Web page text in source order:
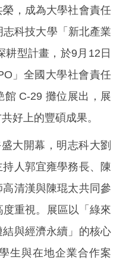
，成為大學社會責任
志科技大學「新北產業
耕型計畫，於9月12日
」全國大學社會責任
館 C-29 攤位展出，展
好上的豐碩成果。
開幕，明志科大劉
人郭宜雍學務長、陳
清漢與陳琨太共同參
重視。展區以「綠來
與經濟永續」的核心
生與在地企業合作案